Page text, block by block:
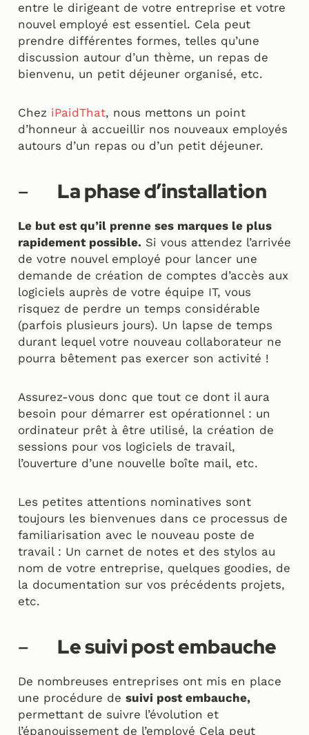
entre le dirigeant de votre entreprise et votre
nouvel employé est essentiel. Cela peut
prendre différentes formes, telles qu’une
discussion autour d’un thème, un repas de
bienvenu, un petit déjeuner organisé, etc.
Chez iPaidThat, nous mettons un point
d’honneur à accueillir nos nouveaux employés
autours d’un repas ou d’un petit déjeuner.
– La phase d’installation
Le but est qu’il prenne ses marques le plus
rapidement possible. Si vous attendez l’arrivée
de votre nouvel employé pour lancer une
demande de création de comptes d’accès aux
logiciels auprès de votre équipe IT, vous
risquez de perdre un temps considérable
(parfois plusieurs jours). Un lapse de temps
durant lequel votre nouveau collaborateur ne
pourra bêtement pas exercer son activité !
Assurez-vous donc que tout ce dont il aura
besoin pour démarrer est opérationnel : un
ordinateur prêt à être utilisé, la création de
sessions pour vos logiciels de travail,
l’ouverture d’une nouvelle boîte mail, etc.
Les petites attentions nominatives sont
toujours les bienvenues dans ce processus de
familiarisation avec le nouveau poste de
travail : Un carnet de notes et des stylos au
nom de votre entreprise, quelques goodies, de
la documentation sur vos précédents projets,
etc.
– Le suivi post embauche
De nombreuses entreprises ont mis en place
une procédure de suivi post embauche,
permettant de suivre l’évolution et
l’épanouissement de l’employé Cela peut